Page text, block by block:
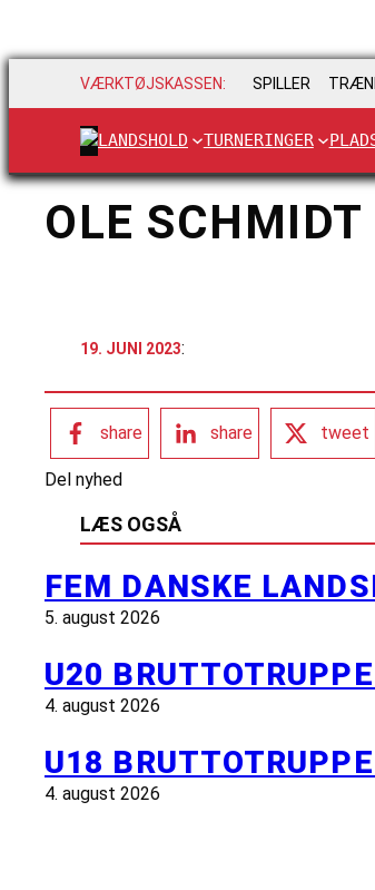
VÆRKTØJSKASSEN: SPILLER
LANDSHOLD TURNERINGER
OLE SCHMIDT
19. JUNI 2023:
share share tweet
Del nyhed
LÆS OGSÅ
FEM DANSKE
5. august 2026
U20
4. august 2026
U18
4. august 2026